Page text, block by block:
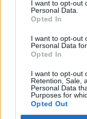
I want to opt-out
Personal Data.
Opted In
I want to opt-out
Personal Data
Opted In
I want to opt-out
Retention, Sale,
Personal Data
Purposes for
Opted Out
Παρασκευή (7/8)
Καραϊσκάκη,
6 Αυγούστου 2026, 15:00